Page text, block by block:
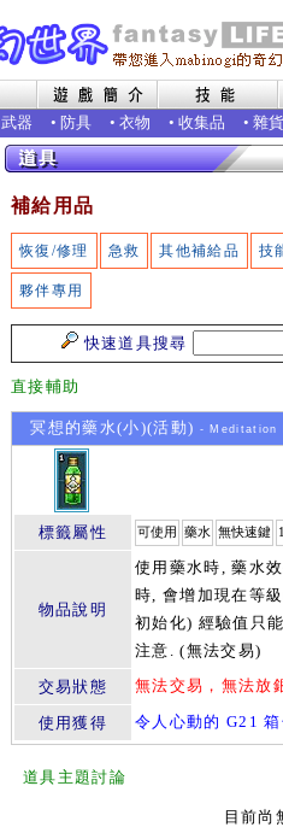
武器 • 防具 • 衣物 • 收集品 • 雜貨
補給用品
恢復/修理 急救 其他補給品 技
夥伴專用
快速道具搜尋
直接輔助
冥想的藥水(小)(活動) - Meditation
標籤屬性 可使用 藥水 無快速鍵
物品說明
使用藥水時, 藥水
時, 會增加現在等
初始化) 經驗值只
注意. (無法交易)
交易狀態
無法交易，無法放
使用獲得 令人心動的 G21
道具主題討論
目前尚